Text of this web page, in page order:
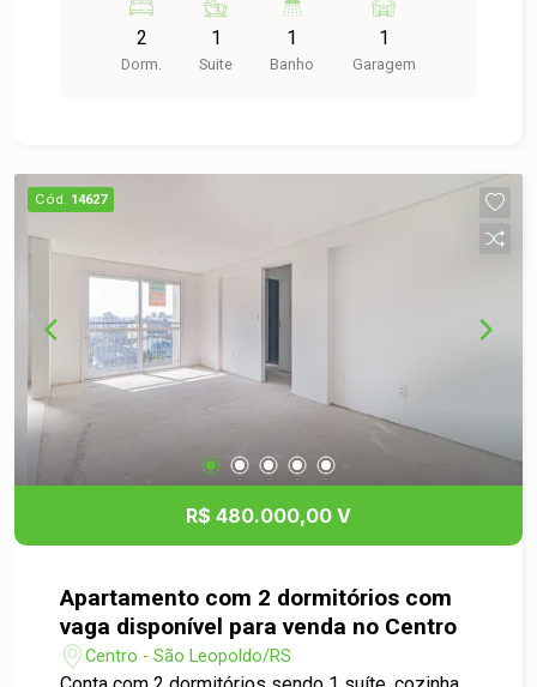
amigos e familiares. Com uma sacada relaxante,
localizado em um condomínio que oferece
conforto e conveniência, não perca a chance de
2
Dorm.
1
Suite
1
Banho
1
Garagem
Cód. 14627
R$ 480.000,00 V
Apartamento com 2 dormitórios com
vaga disponível para venda no Centro
Centro - São Leopoldo/RS